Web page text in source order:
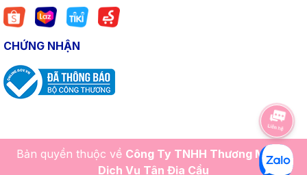
CHỨNG NHẬN
Bản quyền thuộc về Công Ty TNHH Thương Mại Và
Dịch Vụ Tân Địa Cầu